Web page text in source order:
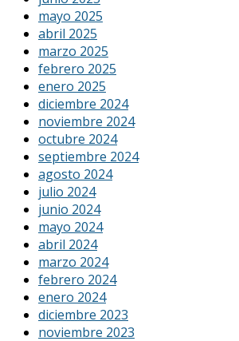
mayo 2025
abril 2025
marzo 2025
febrero 2025
enero 2025
diciembre 2024
noviembre 2024
octubre 2024
septiembre 2024
agosto 2024
julio 2024
junio 2024
mayo 2024
abril 2024
marzo 2024
febrero 2024
enero 2024
diciembre 2023
noviembre 2023